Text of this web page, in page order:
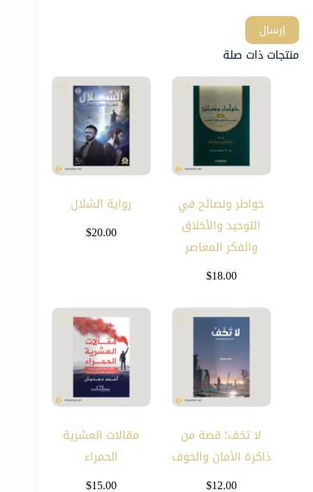
إرسال
منتجات ذات صلة
خواطر ونصائح في
التوحيد والأخلاق
والفكر المعاصر
$18.00
رواية الشلال
$20.00
لا تخف؛ قصة من
ذاكرة الأمان والخوف
$12.00
مقالات العشرية
الحمراء
$15.00